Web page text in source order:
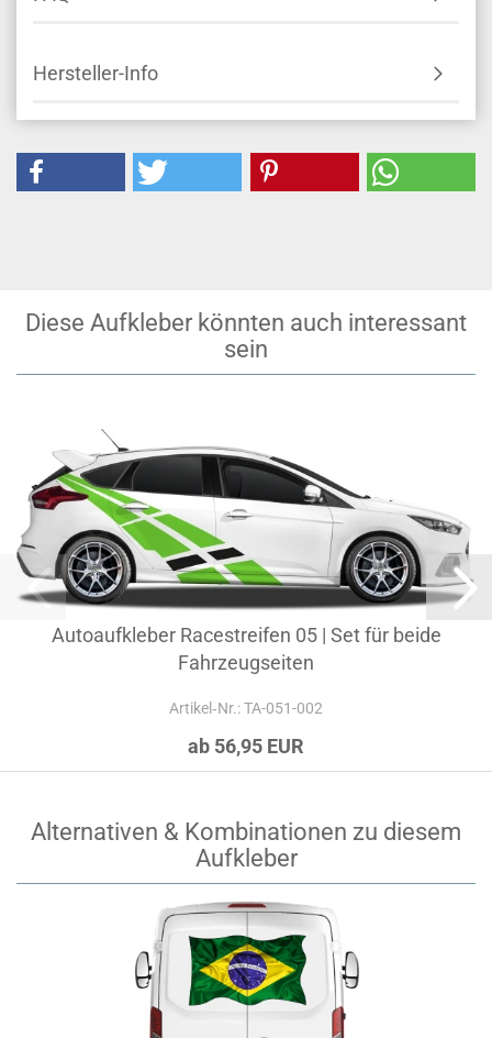
Hersteller-Info
Diese Aufkleber könnten auch interessant
sein
Autoaufkleber Racestreifen 05 | Set für beide
Fahrzeugseiten
Artikel‑Nr.: TA-051-002
ab 56,95 EUR
Alternativen & Kombinationen zu diesem
Aufkleber